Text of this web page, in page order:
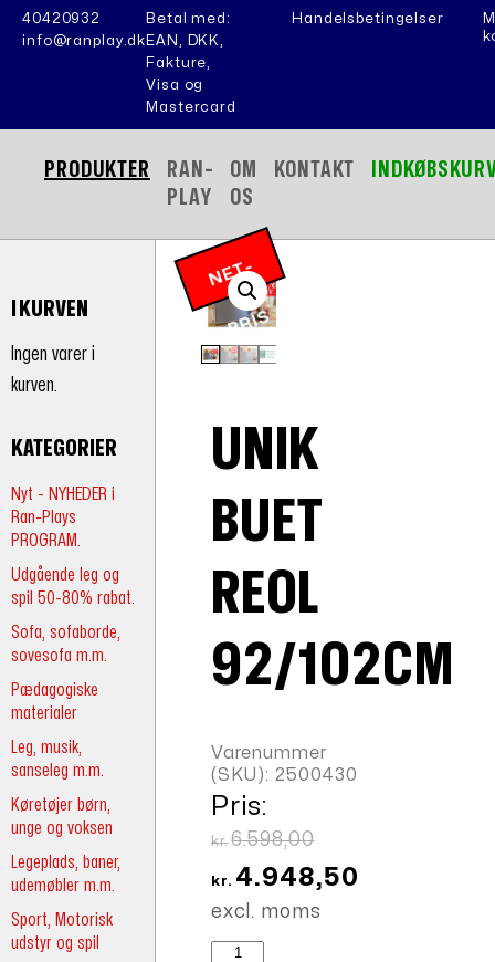
40420932
info@ranplay.dk
Betal med:
EAN, DKK,
Fakture,
Visa og
Mastercard
Handelsbetingelser
PRODUKTER
RAN-
PLAY
OM
OS
KONTAKT
I KURVEN
Ingen varer i
kurven.
KATEGORIER
Nyt - NYHEDER i
Ran-Plays
PROGRAM.
Udgående leg og
spil 50-80% rabat.
Sofa, sofaborde,
sovesofa m.m.
Pædagogiske
materialer
Leg, musik,
sanseleg m.m.
Køretøjer børn,
unge og voksen
Legeplads, baner,
udemøbler m.m.
Sport, Motorisk
udstyr og spil
N
E
T
-
P
RI
S
UNIK
BUET
REOL
92/102CM
Varenummer
(SKU): 2500430
Pris:
kr. 6.598,00Den
oprindelige
kr. 4.948,50
excl. moms
Unik